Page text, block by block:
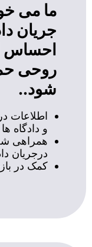
ما می
جریان
احساس
روحی
شود..
اطلاعات
و دادگاه ها
همراهی
درجریان
کمک در